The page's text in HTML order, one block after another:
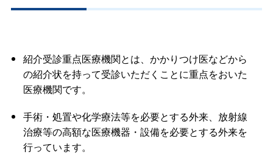
紹介受診重点医療機関とは、かかりつけ医などから
の紹介状を持って受診いただくことに重点をおいた
医療機関です。
手術・処置や化学療法等を必要とする外来、放射線
治療等の高額な医療機器・設備を必要とする外来を
行っています。